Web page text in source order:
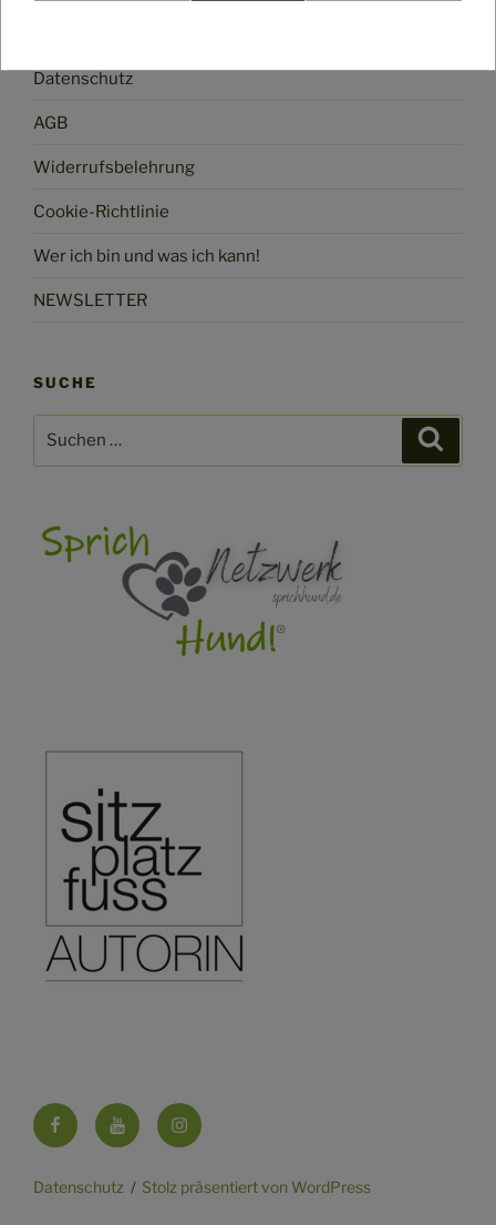
Datenschutz
AGB
Widerrufsbelehrung
Cookie-Richtlinie
Wer ich bin und was ich kann!
NEWSLETTER
SUCHE
FacebookYouTubeInstagram
Datenschutz Stolz präsentiert von WordPress